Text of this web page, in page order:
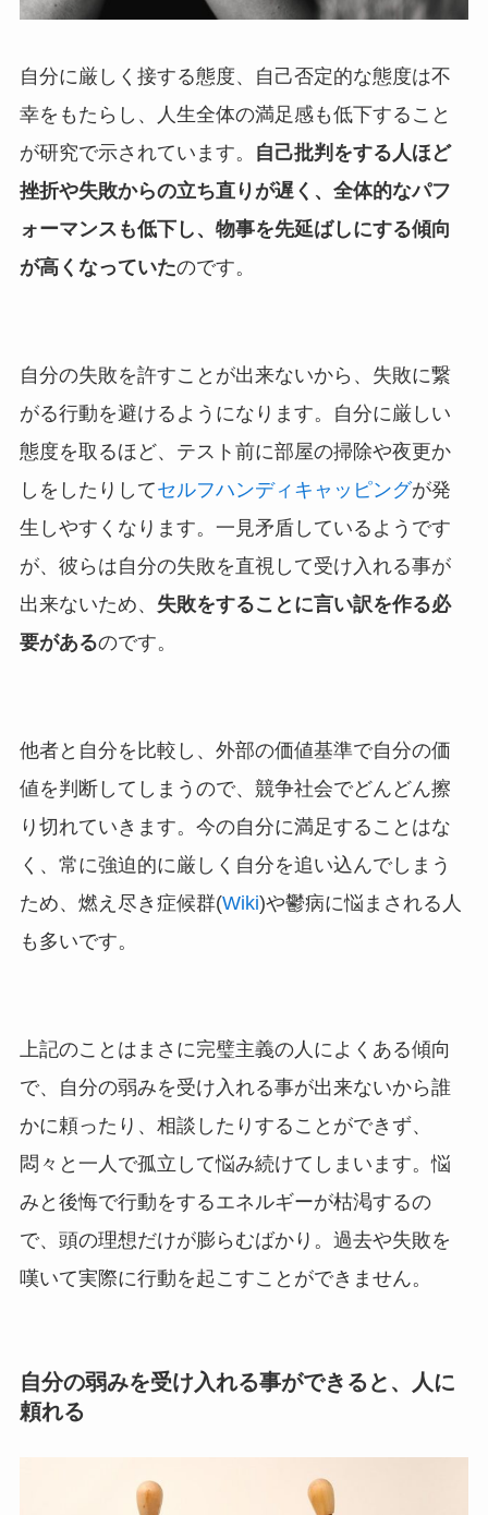
自分に厳しく接する態度、自己否定的な態度は不
幸をもたらし、人生全体の満足感も低下すること
が研究で示されています。
自己批判をする人ほど
挫折や失敗からの立ち直りが遅く、全体的なパフ
ォーマンスも低下し、物事を先延ばしにする傾向
が高くなっていたのです。
自分の失敗を許すことが出来ないから、失敗に繋
がる行動を避けるようになります。自分に厳しい
態度を取るほど、テスト前に部屋の掃除や夜更か
しをしたりしてセルフハンディキャッピングが発
生しやすくなります。一見矛盾しているようです
が、彼らは自分の失敗を直視して受け入れる事が
出来ないため、 失敗をすることに言い訳を作る必
要があるのです。
他者と自分を比較し、外部の価値基準で自分の価
値を判断してしまうので、競争社会でどんどん擦
り切れていきます。今の自分に満足することはな
く、常に強迫的に厳しく自分を追い込んでしまう
ため、燃え尽き症候群(Wiki)や鬱病に悩まされる人
も多いです。
上記のことはまさに完璧主義の人によくある傾向
で、自分の弱みを受け入れる事が出来ないから誰
かに頼ったり、相談したりすることができず、
悶々と一人で孤立して悩み続けてしまいます。悩
みと後悔で行動をするエネルギーが枯渇するの
で、頭の理想だけが膨らむばかり。過去や失敗を
嘆いて実際に行動を起こすことができません。
自分の弱みを受け入れる事ができると、人に
頼れる